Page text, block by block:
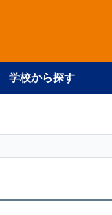
学校から探す